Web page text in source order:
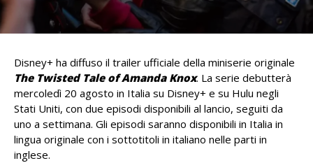
Disney+ ha diffuso il trailer ufficiale della miniserie originale
The Twisted Tale of Amanda Knox. La serie debutterà
mercoledì 20 agosto in Italia su Disney+ e su Hulu negli
Stati Uniti, con due episodi disponibili al lancio, seguiti da
uno a settimana. Gli episodi saranno disponibili in Italia in
lingua originale con i sottotitoli in italiano nelle parti in
inglese.